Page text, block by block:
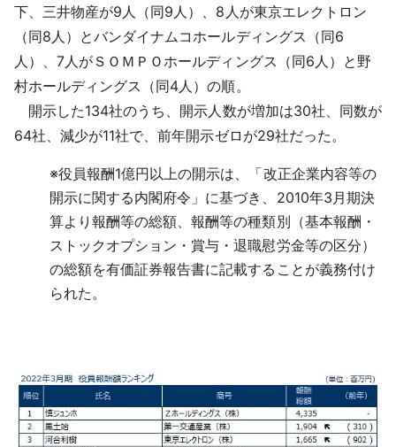
下、三井物産が9人（同9人）、8人が東京エレクトロン
（同8人）とバンダイナムコホールディングス（同6
人）、7人がＳＯＭＰＯホールディングス（同6人）と野
村ホールディングス（同4人）の順。
開示した134社のうち、開示人数が増加は30社、同数が
64社、減少が11社で、前年開示ゼロが29社だった。
※役員報酬1億円以上の開示は、「改正企業内容等の
開示に関する内閣府令」に基づき、2010年3月期決
算より報酬等の総額、報酬等の種類別（基本報酬・
ストックオプション・賞与・退職慰労金等の区分）
の総額を有価証券報告書に記載することが義務付け
られた。